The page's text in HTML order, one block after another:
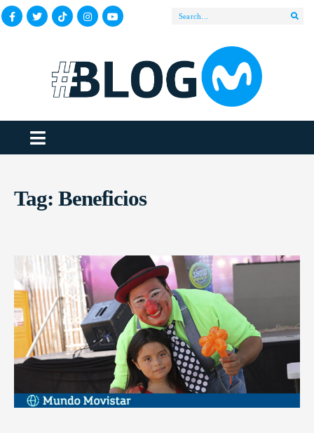
Tag: Beneficios